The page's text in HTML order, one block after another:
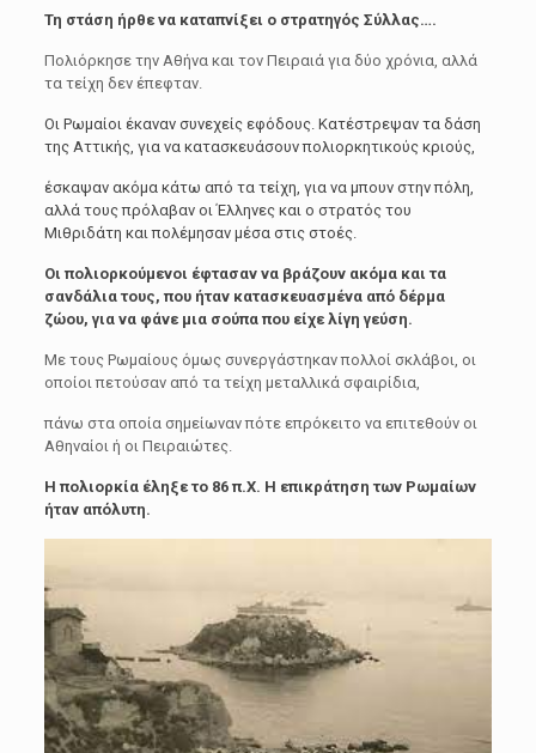
Τη στάση ήρθε να καταπνίξει ο στρατηγός Σύλλας….
Πολιόρκησε την Αθήνα και τον Πειραιά για δύο χρόνια, αλλά
τα τείχη δεν έπεφταν.
Οι Ρωμαίοι έκαναν συνεχείς εφόδους. Κατέστρεψαν τα δάση
της Αττικής, για να κατασκευάσουν πολιορκητικούς κριούς,
έσκαψαν ακόμα κάτω από τα τείχη, για να μπουν στην πόλη,
αλλά τους πρόλαβαν οι Έλληνες και ο στρατός του
Μιθριδάτη και πολέμησαν μέσα στις στοές.
Οι πολιορκούμενοι έφτασαν να βράζουν ακόμα και τα
σανδάλια τους, που ήταν κατασκευασμένα από δέρμα
ζώου, για να φάνε μια σούπα που είχε λίγη γεύση.
Με τους Ρωμαίους όμως συνεργάστηκαν πολλοί σκλάβοι, οι
οποίοι πετούσαν από τα τείχη μεταλλικά σφαιρίδια,
πάνω στα οποία σημείωναν πότε επρόκειτο να επιτεθούν οι
Αθηναίοι ή οι Πειραιώτες.
Η πολιορκία έληξε το 86 π.Χ. Η επικράτηση των Ρωμαίων
ήταν απόλυτη.